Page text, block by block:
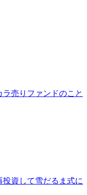
売りファンドのこと
資して雪だるま式に